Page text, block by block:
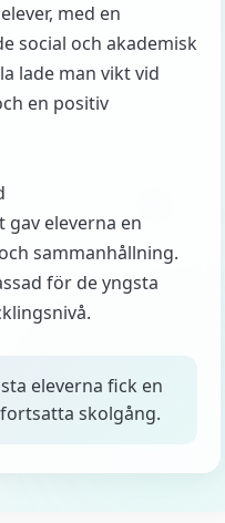
med en
social och akademisk
lade man vikt vid
en positiv
eleverna en
sammanhållning.
för de yngsta
eleverna fick en
skolgång.